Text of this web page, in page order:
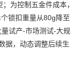
为控制五金件成本，
锁扣重量从80g降至
试产-市场测试-大规
据，动态调整后续生